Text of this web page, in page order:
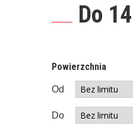
Do
Powierzchnia
Od
Do